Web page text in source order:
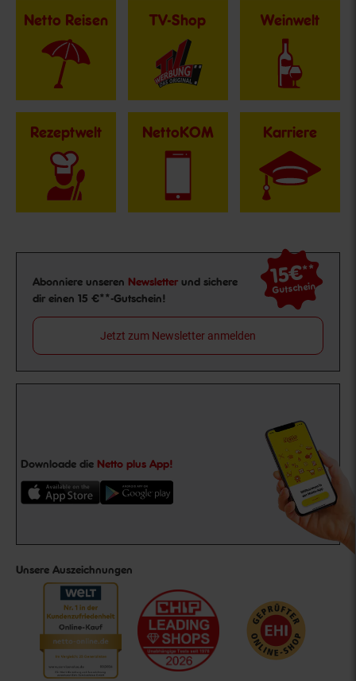
Netto Reisen TV-Shop Weinwelt
Rezeptwelt NettoKOM Karriere
Newsletter Anmeldung
Abonniere unseren Newsletter und sichere
dir einen 15 €**-Gutschein!
15€**
Gutschein
Jetzt zum Newsletter anmelden
Downloade die Netto plus App!
Unsere Auszeichnungen